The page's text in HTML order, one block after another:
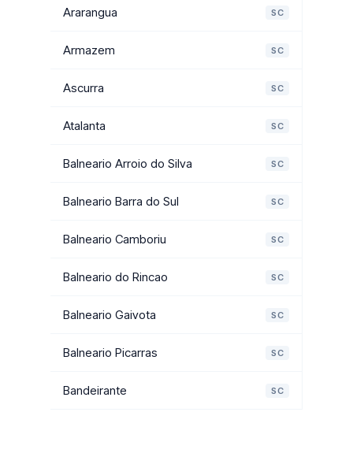
Ararangua SC
Armazem SC
Ascurra SC
Atalanta SC
Balneario Arroio do Silva SC
Balneario Barra do Sul SC
Balneario Camboriu SC
Balneario do Rincao SC
Balneario Gaivota SC
Balneario Picarras SC
Bandeirante SC